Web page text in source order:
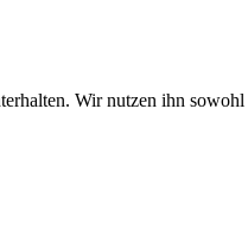
Wir nutzen ihn